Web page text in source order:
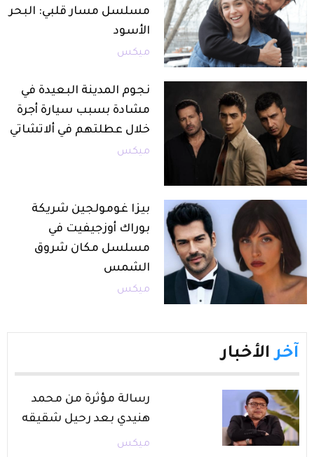
مسلسل مسار قلبي: البحر
الأسود
ميكس
نجوم المدينة البعيدة في
مشادة بسبب سيارة أجرة
خلال عطلتهم في ألاتشاتي
ميكس
بيزا غومولجين شريكة
بوراك أوزجيفيت في
مسلسل مكان شروق
الشمس
ميكس
آخر الأخبار
رسالة مؤثرة من محمد
هنيدي بعد رحيل شقيقه
ميكس